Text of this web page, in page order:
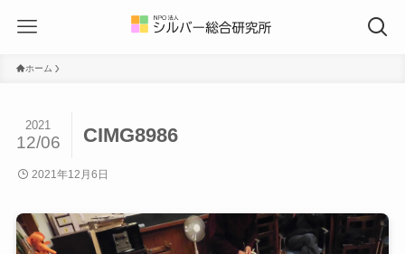
ホーム
CIMG8986
2021
12/06
2021年12月6日